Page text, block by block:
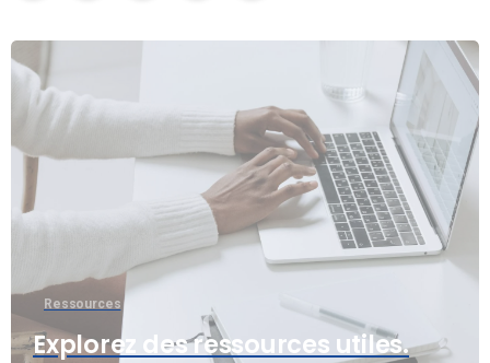
Ressources
Explorez des ressources utiles.